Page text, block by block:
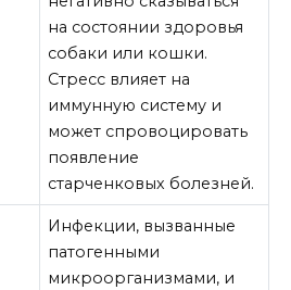
на состоянии здоровья
собаки или кошки.
Стресс влияет на
иммунную систему и
может спровоцировать
появление
старченковых болезней.
Инфекции, вызванные
патогенными
микроорганизмами, и